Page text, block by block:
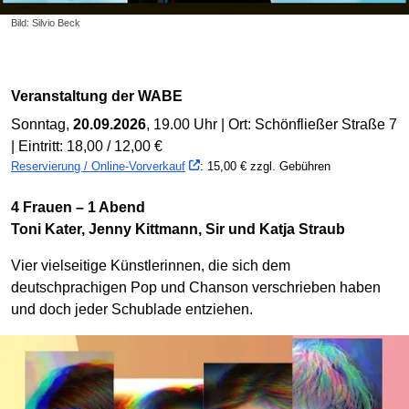
Bild: Silvio Beck
Veranstaltung der WABE
Sonntag, 20.09.2026, 19.00 Uhr | Ort: Schönfließer Straße 7
| Eintritt: 18,00 / 12,00 €
Reservierung / Online-Vorverkauf : 15,00 € zzgl. Gebühren
4 Frauen – 1 Abend
Toni Kater, Jenny Kittmann, Sir und Katja Straub
Vier vielseitige Künstlerinnen, die sich dem
deutschprachigen Pop und Chanson verschrieben haben
und doch jeder Schublade entziehen.